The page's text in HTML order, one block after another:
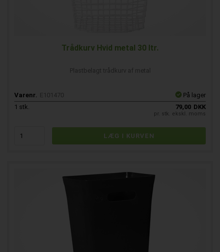
Trådkurv Hvid metal 30 ltr.
Plastbelagt trådkurv af metal
Varenr. E101470
På lager
1 stk. 79,00 DKK
pr. stk. ekskl. moms